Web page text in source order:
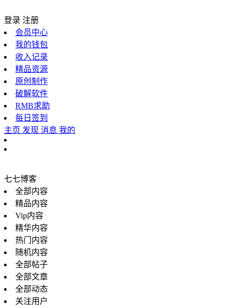
登录 注册
会员中心
我的钱包
收入记录
精品资源
原创制作
破解软件
RMB求助
每日签到
主页 发现 消息 我的
七七博客
全部内容
精品内容
Vip内容
精华内容
热门内容
随机内容
全部帖子
全部文章
全部动态
关注用户